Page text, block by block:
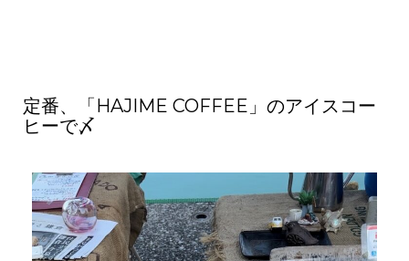
定番、「HAJIME COFFEE」のアイスコー
ヒーで〆